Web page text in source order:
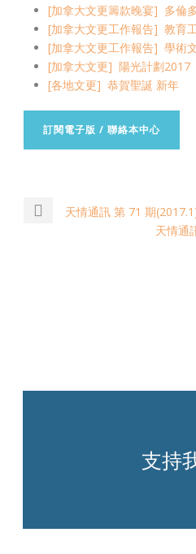
[加拿大文更籌款晚宴] 多倫
[加拿大文更工作報告] 教育
[加拿大文更工作報告] 學術
[加拿大文更] 陽光計劃2017
[各地文更] 恭賀聖誕 新年
訂閱電子版 / 聯絡本中心
天情通訊 第 71 期
天情通
支持